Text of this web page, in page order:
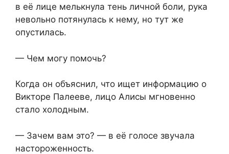
в её лице мелькнула тень личной боли, рука
невольно потянулась к нему, но тут же
опустилась.
— Чем могу помочь?
Когда он объяснил, что ищет информацию о
Викторе Палееве, лицо Алисы мгновенно
стало холодным.
— Зачем вам это? — в её голосе звучала
настороженность.